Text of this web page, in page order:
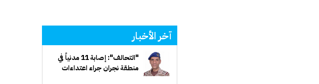
آخر الأخبار
"التحالف": إصابة 11 مدنياً في
منطقة نجران جراء اعتداءات